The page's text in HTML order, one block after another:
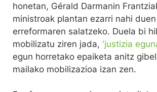
honetan, Gérald Darmanin
ministroak plantan ezarri nahi
erreformaren salatzeko. Duela bi
mobilizatu ziren jada, 'justizia
egun horretako epaiketa anitz
mailako mobilizazioa izan zen.